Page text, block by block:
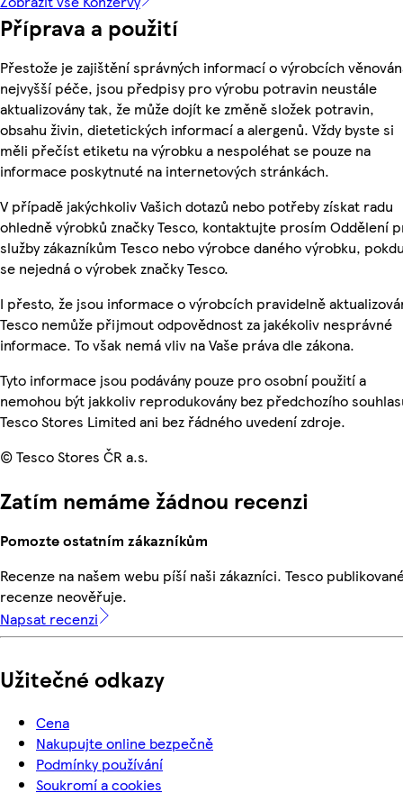
Příprava a použití
Přestože je zajištění správných informací o výrobcích
nejvyšší péče, jsou předpisy pro výrobu potravin neustále
aktualizovány tak, že může dojít ke změně složek potravin,
obsahu živin, dietetických informací a alergenů. Vždy byste si
měli přečíst etiketu na výrobku a nespoléhat se pouze na
informace poskytnuté na internetových stránkách.
V případě jakýchkoliv Vašich dotazů nebo potřeby získat radu
ohledně výrobků značky Tesco, kontaktujte prosím Oddělení
služby zákazníkům Tesco nebo výrobce daného výrobku,
se nejedná o výrobek značky Tesco.
I přesto, že jsou informace o výrobcích pravidelně
Tesco nemůže přijmout odpovědnost za jakékoliv nesprávné
informace. To však nemá vliv na Vaše práva dle zákona.
Tyto informace jsou podávány pouze pro osobní použití a
nemohou být jakkoliv reprodukovány bez předchozího
Tesco Stores Limited ani bez řádného uvedení zdroje.
© Tesco Stores ČR a.s.
Zatím nemáme žádnou recenzi
Pomozte ostatním zákazníkům
Recenze na našem webu píší naši zákazníci. Tesco
recenze neověřuje.
Napsat recenzi
Užitečné odkazy
Cena
Nakupujte online bezpečně
Podmínky používání
Soukromí a cookies